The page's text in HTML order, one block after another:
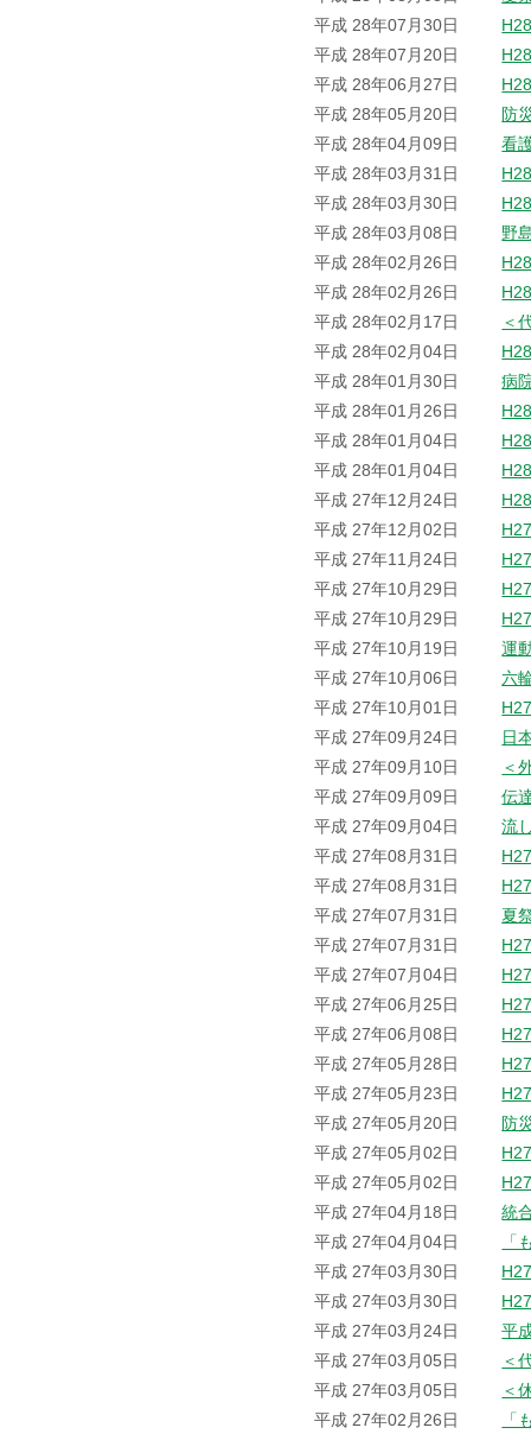
平成 28年07月30日
平成 28年07月20日
平成 28年06月27日
平成 28年05月20日
防
平成 28年04月09日
看
平成 28年03月31日
平成 28年03月30日
平成 28年03月08日
野
平成 28年02月26日
平成 28年02月26日
平成 28年02月17日
＜
平成 28年02月04日
平成 28年01月30日
病
平成 28年01月26日
平成 28年01月04日
平成 28年01月04日
平成 27年12月24日
平成 27年12月02日
平成 27年11月24日
平成 27年10月29日
平成 27年10月29日
平成 27年10月19日
運
平成 27年10月06日
六
平成 27年10月01日
平成 27年09月24日
日
平成 27年09月10日
＜
平成 27年09月09日
伝
平成 27年09月04日
流
平成 27年08月31日
平成 27年08月31日
平成 27年07月31日
夏
平成 27年07月31日
平成 27年07月04日
平成 27年06月25日
平成 27年06月08日
平成 27年05月28日
平成 27年05月23日
平成 27年05月20日
防
平成 27年05月02日
平成 27年05月02日
平成 27年04月18日
統
平成 27年04月04日
「
平成 27年03月30日
平成 27年03月30日
平成 27年03月24日
平
平成 27年03月05日
＜
平成 27年03月05日
＜
平成 27年02月26日
「